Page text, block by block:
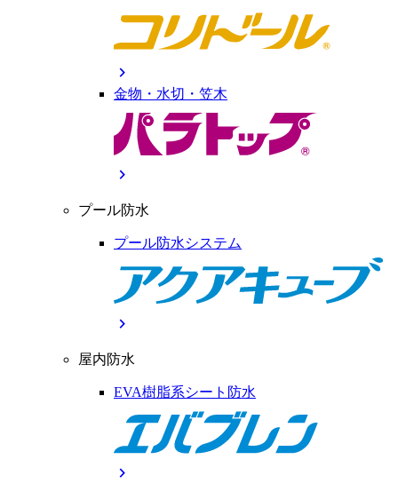
chevron_right
金物・水切・笠木
chevron_right
プール防水
プール防水システム
chevron_right
屋内防水
EVA樹脂系シート防水
chevron_right